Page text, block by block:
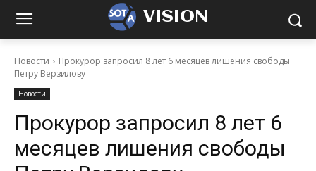
VISION
Новости
Прокурор запросил 8 лет 6 месяцев лишения свободы
Петру Верзилову
Новости
Прокурор запросил 8 лет 6
месяцев лишения свободы